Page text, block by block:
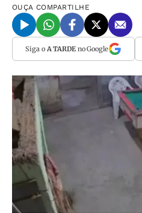
OUÇA COMPARTILHE
Siga o A TARDEno Google